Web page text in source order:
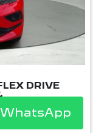
DRIVE
2024
WhatsApp